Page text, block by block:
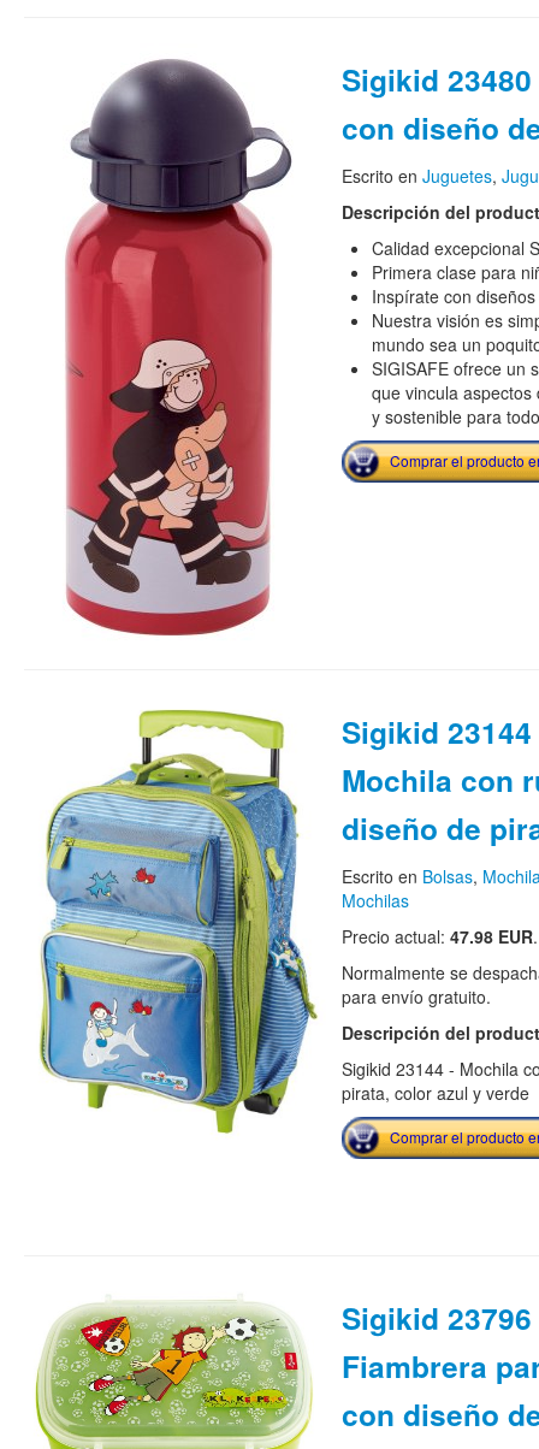
Sigikid
con diseño
Escrito en Juguetes,
Descripción del
Calidad excepcional
Primera clase para
Inspírate con
Nuestra visión es
mundo sea un
SIGISAFE ofrece un
que vincula
y sostenible para
Comprar el producto
Sigikid 23144
Mochila con
diseño de
Escrito en Bolsas,
Mochilas
Precio actual: 47.98 EUR.
Normalmente se
para envío gratuito.
Descripción del
Sigikid 23144 - Mochila
pirata, color azul y verde
Comprar el producto
Sigikid 23796
Fiambrera
con diseño